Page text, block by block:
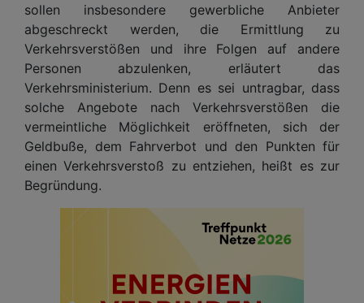
sollen insbesondere gewerbliche Anbieter
abgeschreckt werden, die Ermittlung zu
Verkehrsverstößen und ihre Folgen auf andere
Personen abzulenken, erläutert das
Verkehrsministerium. Denn es sei untragbar, dass
solche Angebote nach Verkehrsverstößen die
vermeintliche Möglichkeit eröffneten, sich der
Geldbuße, dem Fahrverbot und den Punkten für
einen Verkehrsverstoß zu entziehen, heißt es zur
Begründung.